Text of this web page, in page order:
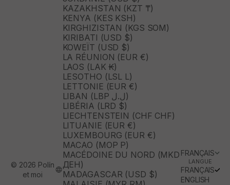
KAZAKHSTAN (KZT ₸)
KENYA (KES KSH)
KIRGHIZISTAN (KGS SOM)
KIRIBATI (USD $)
KOWEÏT (USD $)
LA RÉUNION (EUR €)
LAOS (LAK ₭)
LESOTHO (LSL L)
LETTONIE (EUR €)
LIBAN (LBP ل.ل)
LIBÉRIA (LRD $)
LIECHTENSTEIN (CHF CHF)
LITUANIE (EUR €)
LUXEMBOURG (EUR €)
MACAO (MOP P)
MACÉDOINE DU NORD (MKD
ДЕН)
MADAGASCAR (USD $)
FRANÇAIS
LANGUE
FRANÇAIS
ENGLISH
© 2026 Polín
et moi